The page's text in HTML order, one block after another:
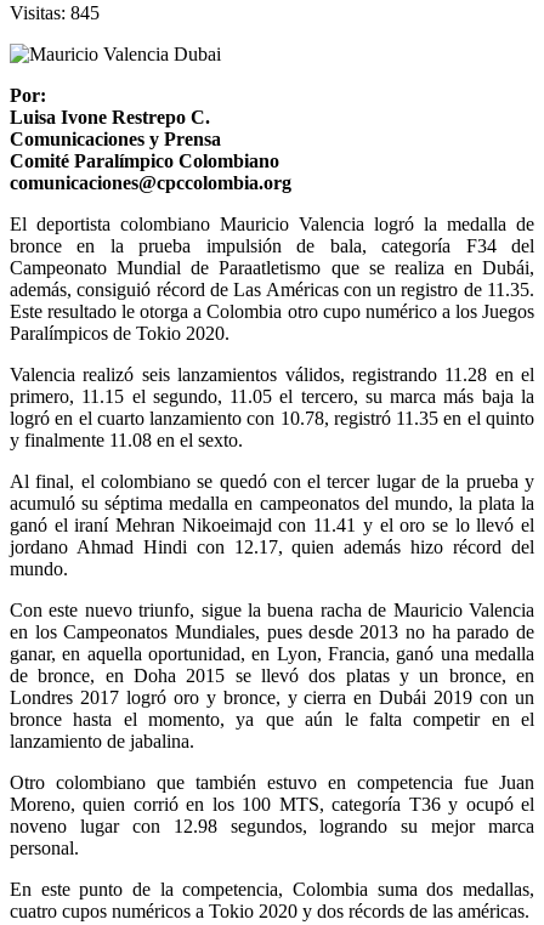
Visitas: 845
Por:
Luisa Ivone Restrepo C.
Comunicaciones y Prensa
Comité Paralímpico Colombiano
comunicaciones@cpccolombia.org
El deportista colombiano Mauricio Valencia logró la medalla de
bronce en la prueba impulsión de bala, categoría F34 del
Campeonato Mundial de Paraatletismo que se realiza en Dubái,
además, consiguió récord de Las Américas con un registro de 11.35.
Este resultado le otorga a Colombia otro cupo numérico a los Juegos
Paralímpicos de Tokio 2020.
Valencia realizó seis lanzamientos válidos, registrando 11.28 en el
primero, 11.15 el segundo, 11.05 el tercero, su marca más baja la
logró en el cuarto lanzamiento con 10.78, registró 11.35 en el quinto
y finalmente 11.08 en el sexto.
Al final, el colombiano se quedó con el tercer lugar de la prueba y
acumuló su séptima medalla en campeonatos del mundo, la plata la
ganó el iraní Mehran Nikoeimajd con 11.41 y el oro se lo llevó el
jordano Ahmad Hindi con 12.17, quien además hizo récord del
mundo.
Con este nuevo triunfo, sigue la buena racha de Mauricio Valencia
en los Campeonatos Mundiales, pues desde 2013 no ha parado de
ganar, en aquella oportunidad, en Lyon, Francia, ganó una medalla
de bronce, en Doha 2015 se llevó dos platas y un bronce, en
Londres 2017 logró oro y bronce, y cierra en Dubái 2019 con un
bronce hasta el momento, ya que aún le falta competir en el
lanzamiento de jabalina.
Otro colombiano que también estuvo en competencia fue Juan
Moreno, quien corrió en los 100 MTS, categoría T36 y ocupó el
noveno lugar con 12.98 segundos, logrando su mejor marca
personal.
En este punto de la competencia, Colombia suma dos medallas,
cuatro cupos numéricos a Tokio 2020 y dos récords de las américas.